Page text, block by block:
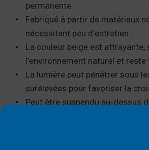
permanente
Fabriqué à partir de matériaux
nécessitant peu d’entretien
La couleur beige est attrayante,
l’environnement naturel et
La lumière peut pénétrer sous
surélevées pour favoriser la
Peut être suspendu au-dessus